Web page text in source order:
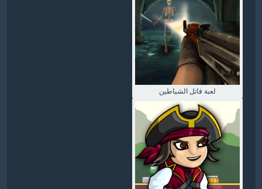
لعبة قاتل الشياطين